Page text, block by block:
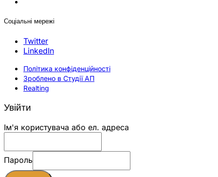
Соціальні мережі
Twitter
LinkedIn
Політика конфіденційності
Зроблено в Студії АП
Realting
Увійти
Ім'я користувача або ел. адреса
Пароль